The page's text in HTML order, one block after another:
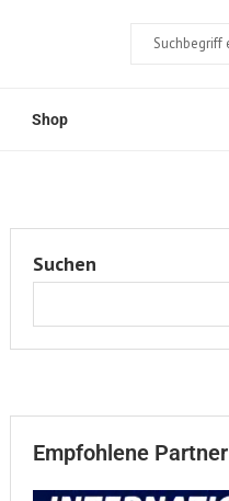
Shop
Suchen
Empfohlene Partner